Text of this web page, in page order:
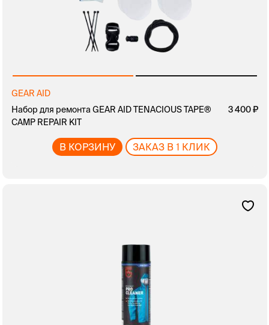
GEAR AID
Набор для ремонта GEAR AID TENACIOUS TAPE®
CAMP REPAIR KIT
3 400
В КОРЗИНУ ЗАКАЗ В 1 КЛИК